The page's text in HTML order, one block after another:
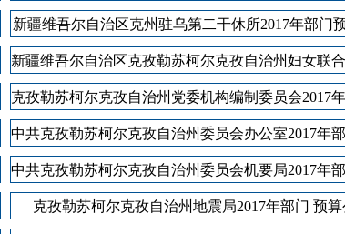
新疆维吾尔自治区克州驻乌第二干休所2017年部门
克孜勒苏柯尔克孜自治州地震局2017年部门 预